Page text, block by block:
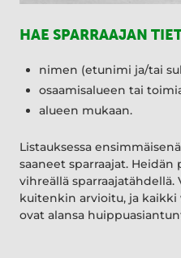
HAE SPARRAAJAN
nimen (etunimi ja/tai
osaamisalueen tai
alueen mukaan.
Listauksessa
saaneet sparraajat.
vihreällä sparraajatähdellä.
kuitenkin arvioitu, ja
ovat alansa